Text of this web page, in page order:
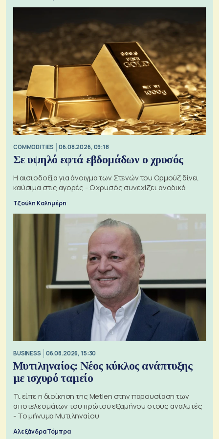
COMMODITIES 06.08.2026, 09:18
Σε υψηλό εφτά εβδομάδων ο χρυσός
Η αισιοδοξία για άνοιγμα των Στενών του Ορμούζ δίνει
καύσιμα στις αγορές - Ο χρυσός συνεχίζει ανοδικά
Τζούλη Καλημέρη
BUSINESS 06.08.2026, 15:30
Μυτιληναίος: Νέος κύκλος ανάπτυξης
με ισχυρό ταμείο
Τι είπε η διοίκηση της Metlen στην παρουσίαση των
αποτελεσμάτων του πρώτου εξαμήνου στους αναλυτές
- Το μήνυμα Μυτιληναίου
Αλεξάνδρα Τόμπρα